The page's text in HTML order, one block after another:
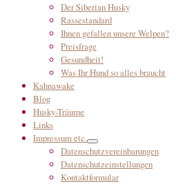
Der Siberian Husky
Rassestandard
Ihnen gefallen unsere Welpen?
Preisfrage
Gesundheit!
Was Ihr Hund so alles braucht
Kahnawake
Blog
Husky-Träume
Links
Impressum etc.
Datenschutzvereinbarungen
Datenschutzeinstellungen
Kontaktformular